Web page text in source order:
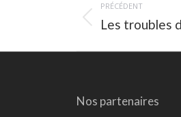
articlePRÉCÉDENT
Article
:
Les troubles
Nos partenaires